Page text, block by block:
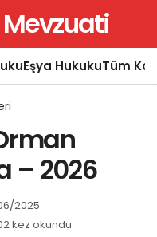
Eşya HukukuTüm
– 2026
2025
kez okundu